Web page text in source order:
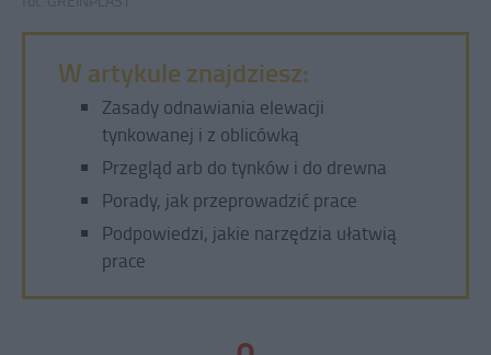
W artykule znajdziesz:
Zasady odnawiania elewacji
tynkowanej i z oblicówką
Przegląd arb do tynków i do drewna
Porady, jak przeprowadzić prace
Podpowiedzi, jakie narzędzia ułatwią
prace